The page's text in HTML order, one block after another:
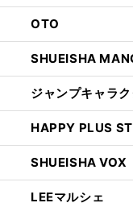
OTO
SHUEISHA
ジャンプキャラ
HAPPY PLUS
SHUEISHA VOX
LEEマルシェ